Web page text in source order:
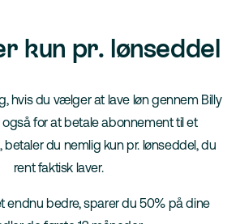
kun pr. lønseddel
hvis du vælger at lave løn gennem Billy
for at betale abonnement til et
betaler du nemlig kun pr. lønseddel, du
rent faktisk laver.
endnu bedre, sparer du 50% på dine